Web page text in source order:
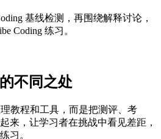
基线检测，再围绕解释讨论，
Coding 练习。
不同之处
教程和工具，而是把测评、考
来，让学习者在挑战中看见差距，
习。